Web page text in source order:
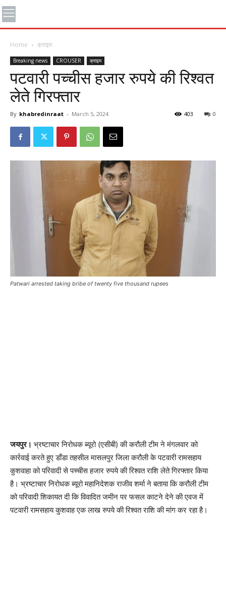
Home क्राइम
Breaking news CROUSER क्राइम
पटवारी पच्चीस हजार रुपये की रिश्वत
लेते गिरफ्तार
By khabredinraat - March 5, 2024 0
403
Patwari arrested taking bribe of twenty five thousand rupees
जयपुर। भ्रष्टाचार निरोधक ब्यूरो (एसीबी) की करौली टीम ने मंगलवार को
कार्रवाई करते हुए डाँडा तहसील मासलपुर जिला करौली के पटवारी रामसहाय
कुशवाहा को परिवादी से पच्चीस हजार रुपये की रिश्वत राशि लेते गिरफ्तार किया
है। भ्रष्टाचार निरोधक ब्यूरो महानिदेशक राजीव शर्मा ने बताया कि करौली टीम
को परिवादी शिकायत दी कि विवादित जमीन पर फसल काटने देने की एवज में
पटवारी रामसहाय कुशवाह एक लाख रुपये की रिश्वत राशि की मांग कर रहा है।